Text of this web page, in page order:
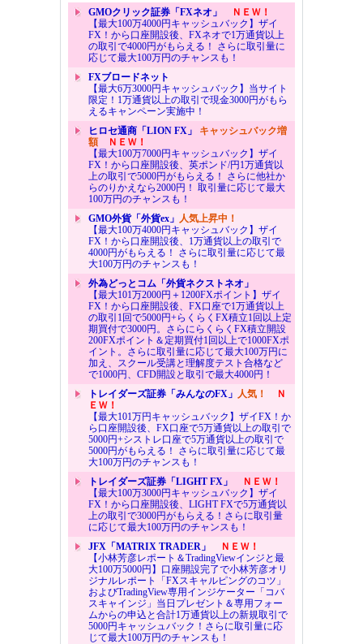
GMOクリック証券「FXネオ」
ＮＥＷ！
【最大100万4000円キャッシュバック】ザイ
FX！から口座開設後、FXネオで1万通貨以上
の取引で4000円がもらえる！ さらに取引量に
応じて最大100万円のチャンスも！
FXブロードネット
【最大6万3000円キャッシュバック】当サイト
限定！1万通貨以上の取引で現金3000円がもら
えるキャンペーン実施中！
ヒロセ通商「LION FX」 キャッシュバック増
額ＮＥＷ！
【最大100万7000円キャッシュバック】ザイ
FX！から口座開設後、英ポンド/円1万通貨以
上の取引で5000円がもらえる！ さらに他社か
らのりかえなら2000円！ 取引量に応じて最大
100万円のチャンスも！
GMO外貨「外貨ex」 人気上昇中！
【最大100万4000円キャッシュバック】ザイ
FX！から口座開設後、1万通貨以上の取引で
4000円がもらえる！ さらに取引量に応じて最
大100万円のチャンスも！
外為どっとコム「外貨ネクストネオ」
【最大101万2000円＋1200FXポイント】ザイ
FX！から口座開設後、FX口座で1万通貨以上
の取引1回で5000円+らくらくFX積立1回以上定
期買付で3000円。さらにらくらくFX積立開設
200FXポイント＆定期買付1回以上で1000FXポ
イント。さらに取引量に応じて最大100万円に
加え、スクール受講と理解度テスト合格など
で1000円、CFD開設と取引で最大4000円！
トレイダーズ証券「みんなのFX」 人気！
Ｎ
ＥＷ！
【最大101万円キャッシュバック】ザイFX！か
ら口座開設後、FX口座で5万通貨以上の取引で
5000円+シストレ口座で5万通貨以上の取引で
5000円がもらえる！ さらに取引量に応じて最
大100万円のチャンスも！
トレイダーズ証券「LIGHT FX」
ＮＥＷ！
【最大100万3000円キャッシュバック】ザイ
FX！から口座開設後、LIGHT FXで5万通貨以
上の取引で3000円がもらえる！さらに取引量
に応じて最大100万円のチャンスも！
JFX「MATRIX TRADER」
ＮＥＷ！
【小林芳彦レポート＆TradingViewインジと最
大100万5000円】口座開設完了で小林芳彦オリ
ジナルレポート「FXスキャルピングのコツ」
およびTradingView専用インジケーター「コバ
スキャインジ」当日プレゼント＆専用フォー
ムからの申込と合計1万通貨以上の新規取引で
5000円キャッシュバック！さらに取引量に応
じて最大100万円のチャンスも！